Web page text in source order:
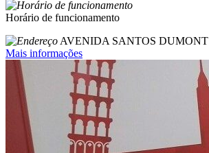
Horário de funcionamento
AVENIDA SANTOS DUMONT
Mais informações